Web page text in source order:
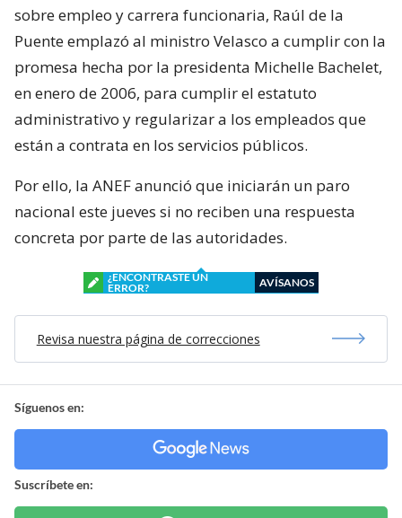
sobre empleo y carrera funcionaria, Raúl de la
Puente emplazó al ministro Velasco a cumplir con la
promesa hecha por la presidenta Michelle Bachelet,
en enero de 2006, para cumplir el estatuto
administrativo y regularizar a los empleados que
están a contrata en los servicios públicos.
Por ello, la ANEF anunció que iniciarán un paro
nacional este jueves si no reciben una respuesta
concreta por parte de las autoridades.
¿ENCONTRASTE UN
ERROR?
AVÍSANOS
Revisa nuestra página de correcciones
Síguenos en:
Suscríbete en: